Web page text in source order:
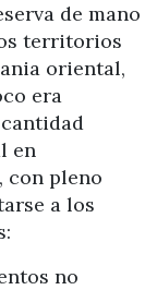
de mano
territorios
oriental,
era
en
con pleno
a los
no